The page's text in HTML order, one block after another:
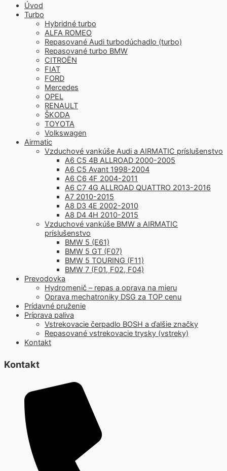
Úvod
Turbo
Hybridné turbo
ALFA ROMEO
Repasované Audi turbodúchadlo (turbo)
Repasované turbo BMW
CITROËN
FIAT
FORD
Mercedes
OPEL
RENAULT
ŠKODA
TOYOTA
Volkswagen
Airmatic
Vzduchové vankúše Audi a AIRMATIC príslušenstvo
A6 C5 4B ALLROAD 2000-2005
A6 C5 Avant 1998-2004
A6 C6 4F 2004-2011
A6 C7 4G ALLROAD QUATTRO 2013-2016
A7 2010-2015
A8 D3 4E 2002-2010
A8 D4 4H 2010-2015
Vzduchové vankúše BMW a AIRMATIC
príslušenstvo
BMW 5 (E61)
BMW 5 GT (F07)
BMW 5 TOURING (F11)
BMW 7 (F01, F02, F04)
Prevodovka
Hydromenič – repas a oprava na mieru
Oprava mechatroniky DSG za TOP cenu
Prídavné pruženie
Príprava paliva
Vstrekovacie čerpadlo BOSH a ďalšie značky
Repasované vstrekovacie trysky (vstreky)
Kontakt
Kontakt